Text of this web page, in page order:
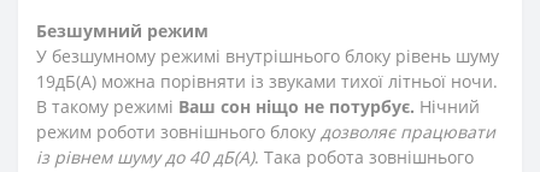
Безшумний режим
У безшумному режимі внутрішнього блоку рівень шуму
19дБ(А) можна порівняти із звуками тихої літньої ночи.
В такому режимі Ваш сон ніщо не потурбує. Нічний
режим роботи зовнішнього блоку дозволяє працювати
із рівнем шуму до 40 дБ(А). Така робота зовнішнього